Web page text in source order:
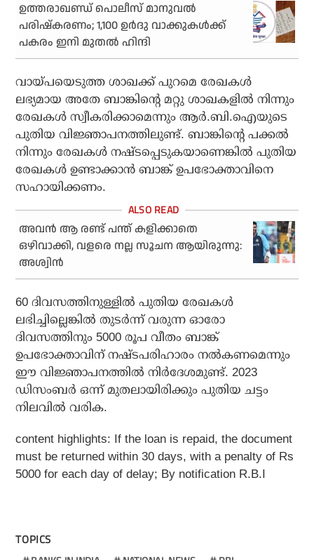
ഉത്തരാഖണ്ഡ് പൊലീസ് മാനുവൽ
പരിഷ്കരണം; 1,100 ഉർദു വാക്കുകൾക്ക്
പകരം ഇനി മുതൽ ഹിന്ദി
വായ്പയെടുത്ത ശാഖക്ക് പുറമെ രേഖകള്‍
ലഭ്യമായ അതേ ബാങ്കിന്റെ മറ്റു ശാഖകളില്‍ നിന്നും
രേഖകള്‍ സ്വീകരിക്കാമെന്നും ആര്‍.ബി.ഐയുടെ
പുതിയ വിജ്ഞാപനത്തിലുണ്ട്. ബാങ്കിന്റെ പക്കല്‍
നിന്നും രേഖകള്‍ നഷ്ടപ്പെടുകയാണെങ്കില്‍ പുതിയ
രേഖകള്‍ ഉണ്ടാക്കാന്‍ ബാങ്ക് ഉപഭോക്താവിനെ
സഹായിക്കണം.
അവൻ ആ രണ്ട് പന്ത് കളിക്കാതെ
ഒഴിവാക്കി, വളരെ നല്ല സൂചന ആയിരുന്നു:
അശ്വിൻ
60 ദിവസത്തിനുള്ളില്‍ പുതിയ രേഖകള്‍
ലഭിച്ചില്ലെങ്കില്‍ തുടര്‍ന്ന് വരുന്ന ഓരോ
ദിവസത്തിനും 5000 രൂപ വീതം ബാങ്ക്
ഉപഭോക്താവിന് നഷ്ടപരിഹാരം നല്‍കണമെന്നും
ഈ വിജ്ഞാപനത്തില്‍ നിര്‍ദേശമുണ്ട്. 2023
ഡിസംബര്‍ ഒന്ന് മുതലായിരിക്കും പുതിയ ചട്ടം
നിലവില്‍ വരിക.
content highlights: If the loan is repaid, the document
must be returned within 30 days, with a penalty of Rs
5000 for each day of delay; By notification R.B.I
TOPICS